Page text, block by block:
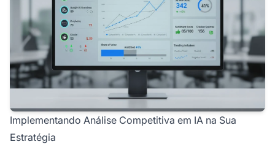
Implementando Análise Competitiva em IA na Sua
Estratégia